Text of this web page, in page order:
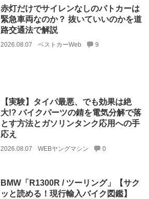
赤灯だけでサイレンなしのパトカーは
緊急車両なのか？ 抜いていいのかを道
路交通法で解説
2026.08.07 ベストカーWeb 9
【実験】タイパ最悪、でも効果は絶
大!? バイクパーツの錆を電気分解で落
とす方法とガソリンタンク応用への手
応え
2026.08.07 WEBヤングマシン 0
BMW「R1300R / ツーリング」【サク
ッと読める！現行輸入バイク図鑑】